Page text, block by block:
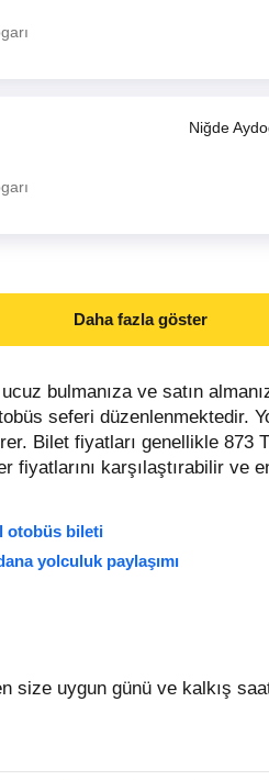
Niğde
Daha fazla göster
bulmanıza ve satın
seferi düzenlenmektedir.
Bilet fiyatları genellikle 873
karşılaştırabilir ve
otobüs bileti
yolculuk paylaşımı
size uygun günü ve kalkış